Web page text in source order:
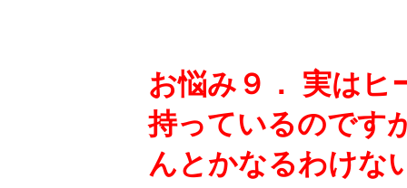
お悩み９． 実はヒ
持っているのです
んとかなるわけな